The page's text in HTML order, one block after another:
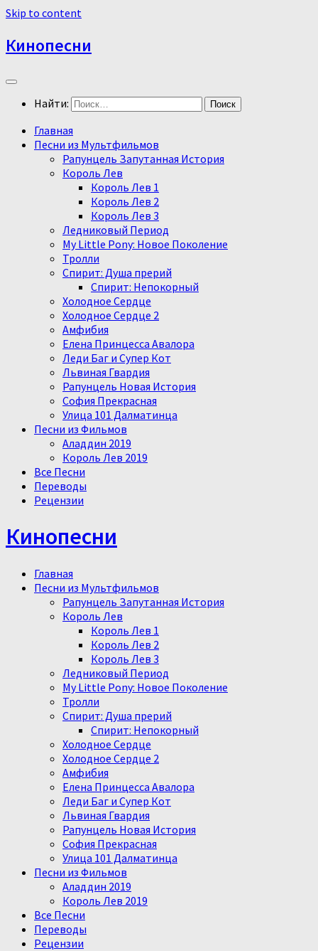
Skip to content
Кинопесни
Найти:
Главная
Песни из Мультфильмов
Рапунцель Запутанная История
Король Лев
Король Лев 1
Король Лев 2
Король Лев 3
Ледниковый Период
My Little Pony: Новое Поколение
Тролли
Спирит: Душа прерий
Спирит: Непокорный
Холодное Сердце
Холодное Сердце 2
Амфибия
Елена Принцесса Авалора
Леди Баг и Супер Кот
Львиная Гвардия
Рапунцель Новая История
София Прекрасная
Улица 101 Далматинца
Песни из Фильмов
Аладдин 2019
Король Лев 2019
Все Песни
Переводы
Рецензии
Кинопесни
Главная
Песни из Мультфильмов
Рапунцель Запутанная История
Король Лев
Король Лев 1
Король Лев 2
Король Лев 3
Ледниковый Период
My Little Pony: Новое Поколение
Тролли
Спирит: Душа прерий
Спирит: Непокорный
Холодное Сердце
Холодное Сердце 2
Амфибия
Елена Принцесса Авалора
Леди Баг и Супер Кот
Львиная Гвардия
Рапунцель Новая История
София Прекрасная
Улица 101 Далматинца
Песни из Фильмов
Аладдин 2019
Король Лев 2019
Все Песни
Переводы
Рецензии